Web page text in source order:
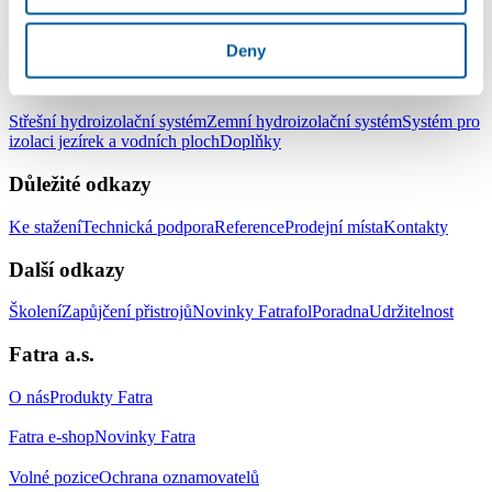
Deny
Produkty
Střešní hydroizolační systémZemní hydroizolační systémSystém pro
izolaci jezírek a vodních plochDoplňky
Důležité odkazy
Ke staženíTechnická podporaReferenceProdejní místaKontakty
Další odkazy
ŠkoleníZapůjčení přistrojůNovinky FatrafolPoradnaUdržitelnost
Fatra a.s.
O násProdukty Fatra
Fatra e-shopNovinky Fatra
Volné poziceOchrana oznamovatelů